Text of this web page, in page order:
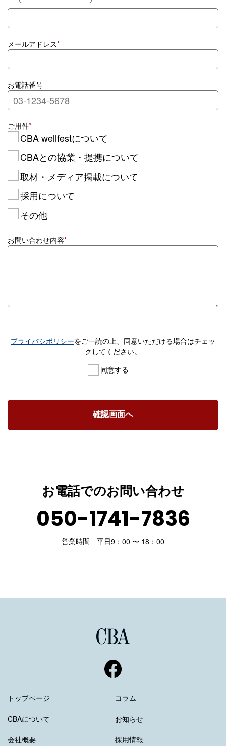
メールアドレス*
お電話番号
ご用件*
CBA wellfestについて
CBAとの協業・提携について
取材・メディア掲載について
採用について
その他
お問い合わせ内容*
プライバシポリシーをご一読の上、同意いただける場合はチェッ
クしてください。
同意する
お電話でのお問い合わせ
050-1741-7836
営業時間 平日9：00 〜 18：00
トップページ
CBAについて
会社概要
コラム
お知らせ
採用情報